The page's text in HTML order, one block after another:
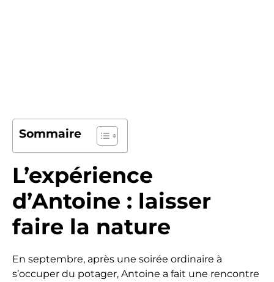
Sommaire
L’expérience
d’Antoine : laisser
faire la nature
En septembre, après une soirée ordinaire à
s’occuper du potager, Antoine a fait une rencontre